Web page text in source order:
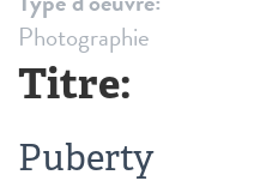
Photographie
Titre:
Puberty